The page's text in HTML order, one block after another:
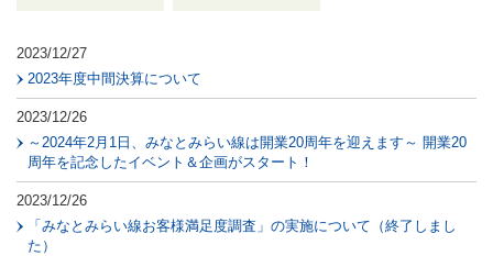
2023/12/27
2023年度中間決算について
2023/12/26
～2024年2月1日、みなとみらい線は開業20周年を迎えます～ 開業20
周年を記念したイベント＆企画がスタート！
2023/12/26
「みなとみらい線お客様満足度調査」の実施について（終了しまし
た）